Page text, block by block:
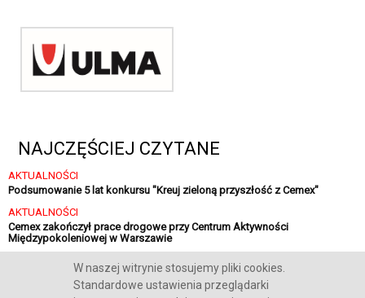
W naszej witrynie stosujemy pliki cookies.
Standardowe ustawienia przeglądarki
NAJCZĘŚCIEJ CZYTANE
AKTUALNOŚCI
Podsumowanie 5 lat konkursu "Kreuj zieloną przyszłość z Cemex"
AKTUALNOŚCI
Cemex zakończył prace drogowe przy Centrum Aktywności
Międzypokoleniowej w Warszawie
AKTUALNOŚCI
Sika finalizuje strategiczną inwestycję w Polsce